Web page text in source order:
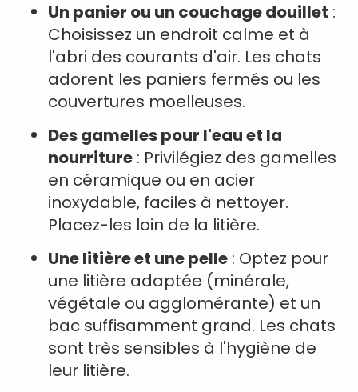
Un panier ou un couchage douillet :
Choisissez un endroit calme et à
l'abri des courants d'air. Les chats
adorent les paniers fermés ou les
couvertures moelleuses.
Des gamelles pour l'eau et la
nourriture : Privilégiez des gamelles
en céramique ou en acier
inoxydable, faciles à nettoyer.
Placez-les loin de la litière.
Une litière et une pelle : Optez pour
une litière adaptée (minérale,
végétale ou agglomérante) et un
bac suffisamment grand. Les chats
sont très sensibles à l'hygiène de
leur litière.